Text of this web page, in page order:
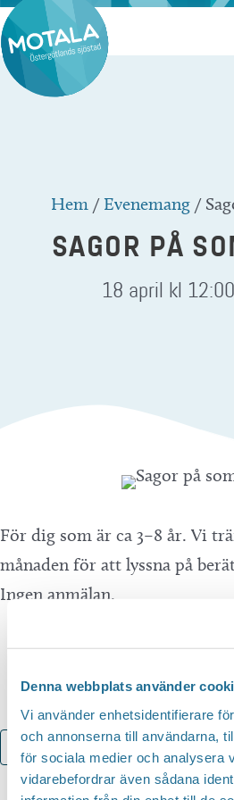
Denna webbplats använder
Vi använder enhetsidentifierare
och annonserna till användarna,
för sociala medier och analysera
vidarebefordrar även sådana
Hoppa
till
innehåll
Hem /Evenemang /
SAGOR PÅ
18 april kl 12:00
För dig som är ca 3–8 år. Vi
månaden för att lyssna på
Ingen anmälan.